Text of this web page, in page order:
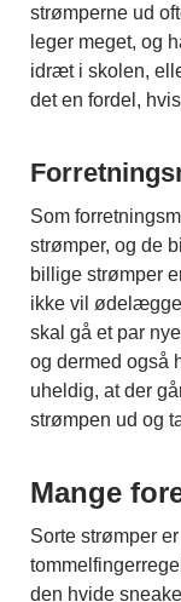
strømperne ud
leger meget, og
idræt i skolen,
det en fordel,
Som
strømper, og de
billige strømper
ikke vil ødelægge
skal gå et par
og dermed også
uheldig, at der
strømpen ud og
Mange
Sorte strømper
den hvide